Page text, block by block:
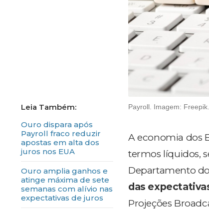
Ouro dispara após
Payroll fraco reduzir
apostas em alta dos
juros nos EUA
Ouro amplia ganhos e
atinge máxima de sete
semanas com alívio nas
expectativas de juros
Payroll. Imagem: Freepik.
A economia dos
termos líquidos,
Departamento
das
Projeções